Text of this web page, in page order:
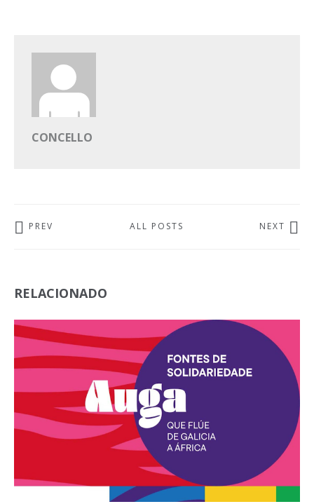
CONCELLO
PREV ALL POSTS NEXT
RELACIONADO